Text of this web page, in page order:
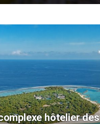
hôtelier des